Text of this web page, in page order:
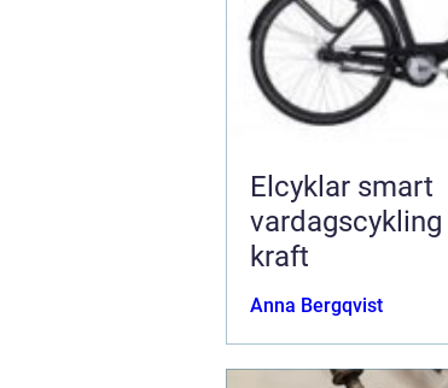
Elcyklar smart
kraft
Anna Bergqvist